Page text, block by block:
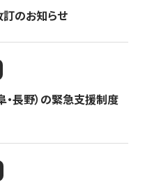
訂のお知らせ
長野）の緊急支援制度